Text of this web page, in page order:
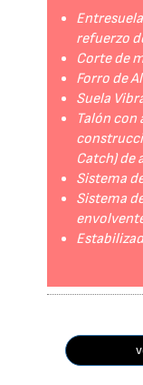
refuerzo
Corte de
Forro de
Suela
Talón con
Catch) de
Sistema
Sistema